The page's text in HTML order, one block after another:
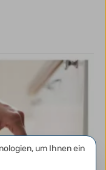
um Ihnen ein